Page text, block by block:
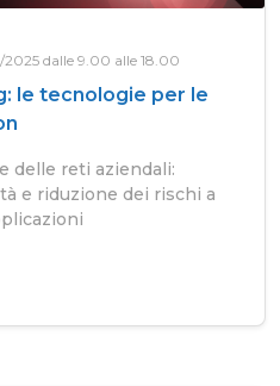
2025 dalle 9.00 alle 18.00
le tecnologie per le
delle reti aziendali:
e riduzione dei rischi a